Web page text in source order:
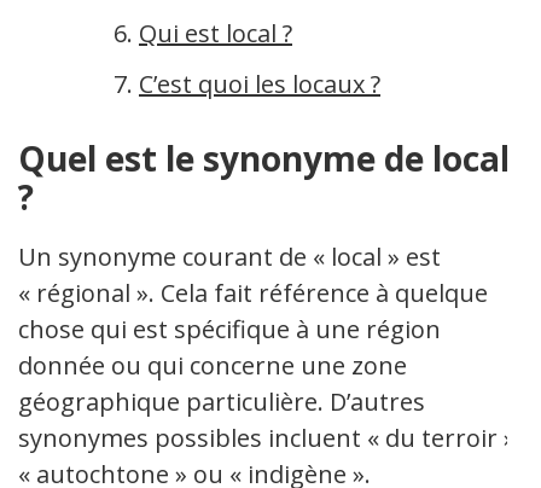
Qui est local ?
C’est quoi les locaux ?
Quel est le synonyme de local
?
Un synonyme courant de « local » est
« régional ». Cela fait référence à quelque
chose qui est spécifique à une région
donnée ou qui concerne une zone
géographique particulière. D’autres
synonymes possibles incluent « du terroir »,
« autochtone » ou « indigène ».